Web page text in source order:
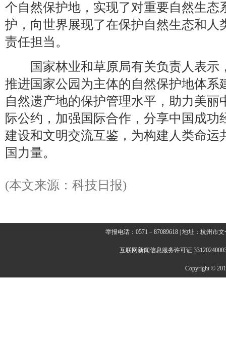
个自然保护地，实现了对重要自然生态
护，向世界展现了在保护自然生态和人
责任担当。
国家林业和草原局有关负责人表示
推进国家公园为主体的自然保护地体系
自然遗产地的保护管理水平，助力美丽
际公约，加强国际合作，分享中国成功
建设和文明交流互鉴，为构建人类命运
国力量。
(本文来源：科技日报)
举报电话：0571－87089618 | 地址：杭州市
互联网新闻信息服务许可证
Copyright ©